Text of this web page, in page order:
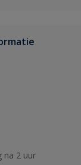
na 2 uur